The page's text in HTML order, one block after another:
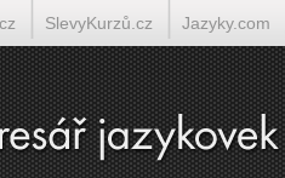
SlevyKurzů.cz Jazyky.com
Překládá.cz Tlumočí.cz